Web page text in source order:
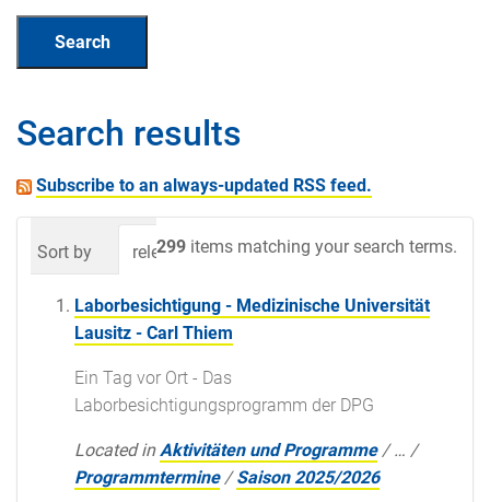
Search results
Subscribe to an always-updated RSS feed.
299 items matching your search terms.
Sort by relevance date (newest first)
Laborbesichtigung - Medizinische Universität
Lausitz - Carl Thiem
Ein Tag vor Ort - Das
Laborbesichtigungsprogramm der DPG
Located in Aktivitäten und Programme /… /
Programmtermine /Saison 2025/2026